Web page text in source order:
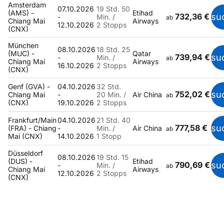
Amsterdam
(AMS) -
Chiang Mai
(CNX)
07.10.2026
-
12.10.2026
19 Std. 50
Min. /
2 Stopps
Etihad
Airways
ab 732,36 €
München
(MUC) -
Chiang Mai
(CNX)
08.10.2026
-
16.10.2026
18 Std. 25
Min. /
2 Stopps
Qatar
Airways
ab 739,94 €
Genf (GVA) -
Chiang Mai
(CNX)
04.10.2026
-
19.10.2026
32 Std.
20 Min. /
2 Stopps
Air China ab 752,02 €
Frankfurt/Main
(FRA) - Chiang
Mai (CNX)
04.10.2026
-
14.10.2026
21 Std. 40
Min. /
1 Stopp
Air China ab 777,58 €
Düsseldorf
(DUS) -
Chiang Mai
(CNX)
08.10.2026
-
12.10.2026
19 Std. 15
Min. /
2 Stopps
Etihad
Airways
ab 790,69 €